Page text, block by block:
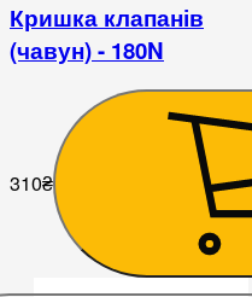
Кришка клапанів
(чавун) - 180N
310₴